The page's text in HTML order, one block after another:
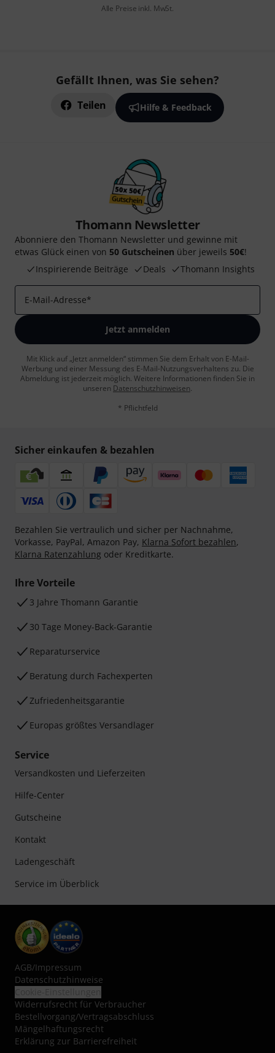
Alle Preise inkl. MwSt.
Gefällt Ihnen, was Sie sehen?
Teilen Hilfe & Feedback
Thomann Newsletter
Abonniere den Thomann Newsletter und gewinne mit
etwas Glück einen von 50 Gutscheinen über jeweils 50€!
Inspirierende Beiträge
Deals Thomann Insights
E-Mail-Adresse*
Jetzt anmelden
Mit Klick auf „Jetzt anmelden“ stimmen Sie dem Erhalt von E-Mail-
Werbung und einer Messung des E-Mail-Nutzungsverhaltens zu. Die
Abmeldung ist jederzeit möglich. Weitere Informationen finden Sie in
unseren Datenschutzhinweisen.
* Pflichtfeld
Sicher einkaufen & bezahlen
Bezahlen Sie vertraulich und sicher per Nachnahme,
Vorkasse, PayPal, Amazon Pay, Klarna Sofort bezahlen,
Klarna Ratenzahlung oder Kreditkarte.
Ihre Vorteile
3 Jahre Thomann Garantie
30 Tage Money-Back-Garantie
Reparaturservice
Beratung durch Fachexperten
Zufriedenheitsgarantie
Europas größtes Versandlager
Service
Versandkosten und Lieferzeiten
Hilfe-Center
Gutscheine
Kontakt
Ladengeschäft
Service im Überblick
AGB/Impressum
Datenschutzhinweise
Widerrufsrecht für Verbraucher
Bestellvorgang/Vertragsabschluss
Mängelhaftungsrecht
Erklärung zur Barrierefreiheit